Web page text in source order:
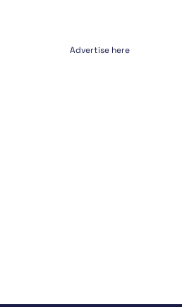
Advertise here